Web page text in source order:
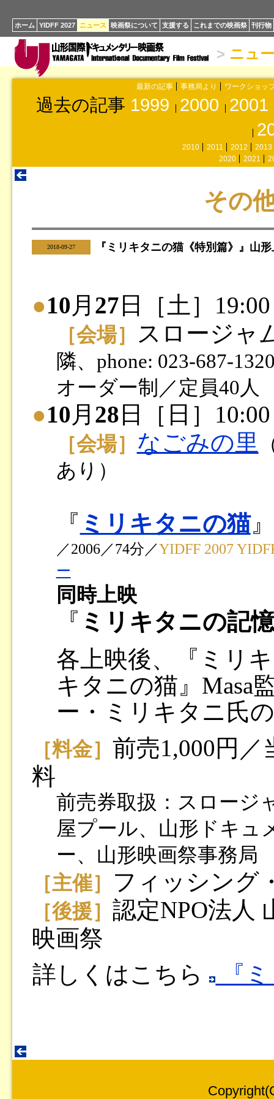
ホーム YIDFF 2027 ニュース 映画祭について 支援する これまでの映画祭 刊行物
> ニュ
最新の記事 事務局より ワークショッ
過去の記事 1999 2000 2001
2010 2011 2012
2013
2020
2021
その
2018-09-27 『ミリキタニの猫《特別篇》』山
●10 月 27 日［土］19:00
［会場］
スロージャ
隣、phone: 023-687-
オーダー制／定員40人
●10 月 28 日［日］10:00
［会場］ なごみの里
あり）
『 ミリキタニの猫』
／2006／74分／YIDFF 2007
ー
同時上映
『 ミリキタニの記憶
各上映後、『ミリ
キタニの猫』Masa
ー・ミリキタニ氏
［料金］ 前売1,000円／
料
前売券取扱：スロージ
屋プール、山形ドキュ
ー、山形映画祭事務局
［主催］
フィッシング
［後援］ 認定NPO法人
映画祭
詳しくはこちら
『